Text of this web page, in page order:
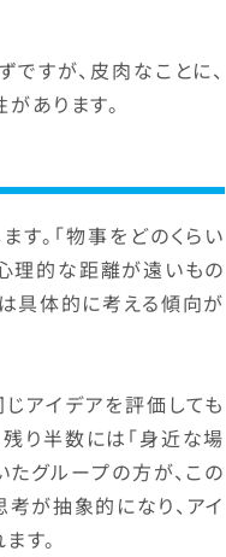
すが、皮肉なことに、
あります。
。「物事をどのくらい
理的な距離が遠いもの
は具体的に考える傾向が
アイデアを評価しても
り半数には「身近な場
グループの方が、この
が抽象的になり、アイ
す。